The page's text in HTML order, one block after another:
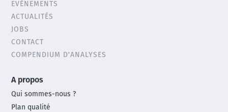
Header
menu
EVÈNEMENTS
ACTUALITÉS
JOBS
CONTACT
COMPENDIUM D'ANALYSES
footer
menu
A propos
Qui sommes-nous ?
Plan qualité